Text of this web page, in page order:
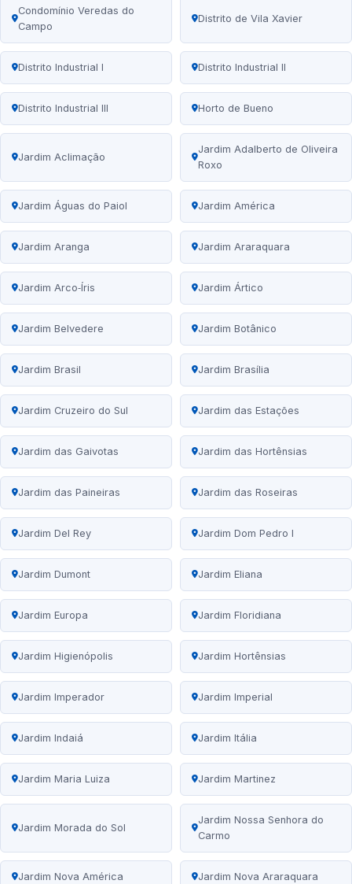
Condomínio Veredas do
Campo
Distrito de Vila Xavier
Distrito Industrial I Distrito Industrial II
Distrito Industrial III Horto de Bueno
Jardim Aclimação
Jardim Adalberto de Oliveira
Roxo
Jardim Águas do Paiol Jardim América
Jardim Aranga Jardim Araraquara
Jardim Arco‑Íris Jardim Ártico
Jardim Belvedere Jardim Botânico
Jardim Brasil Jardim Brasília
Jardim Cruzeiro do Sul Jardim das Estações
Jardim das Gaivotas Jardim das Hortênsias
Jardim das Paineiras Jardim das Roseiras
Jardim Del Rey Jardim Dom Pedro I
Jardim Dumont Jardim Eliana
Jardim Europa Jardim Floridiana
Jardim Higienópolis Jardim Hortênsias
Jardim Imperador Jardim Imperial
Jardim Indaiá Jardim Itália
Jardim Maria Luiza Jardim Martinez
Jardim Morada do Sol
Jardim Nossa Senhora do
Carmo
Jardim Nova América Jardim Nova Araraquara